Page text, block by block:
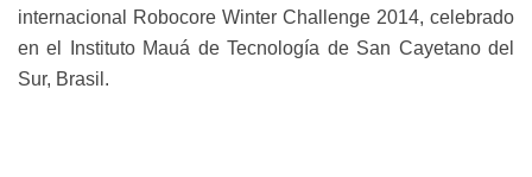
internacional Robocore Winter Challenge 2014, celebrado
en el Instituto Mauá de Tecnología de San Cayetano del
Sur, Brasil.